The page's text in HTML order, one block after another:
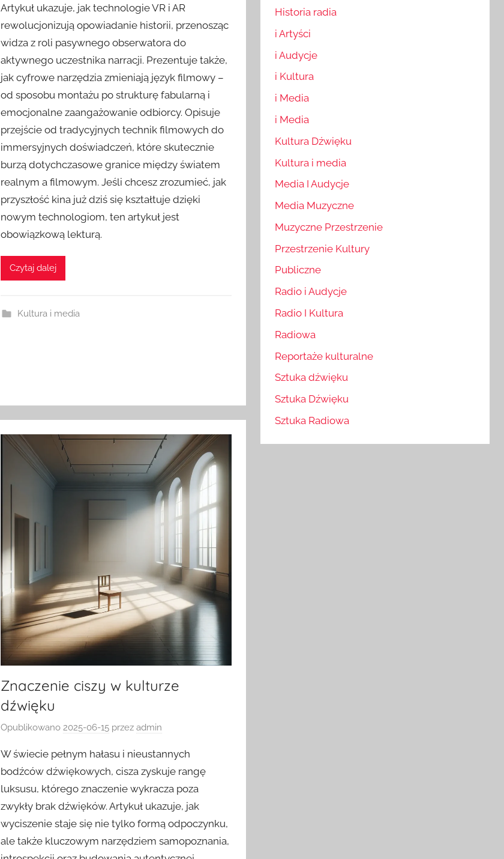
Artykuł ukazuje, jak technologie VR i AR
rewolucjonizują opowiadanie historii, przenosząc
widza z roli pasywnego obserwatora do
aktywnego uczestnika narracji. Prezentuje także,
jak cyfrowe narzędzia zmieniają język filmowy –
od sposobu montażu po strukturę fabularną i
emocjonalne zaangażowanie odbiorcy. Opisuje
przejście od tradycyjnych technik filmowych do
immersyjnych doświadczeń, które skutecznie
burzą dotychczasowe granice między światem
realnym a filmowym. Jeśli chcesz zrozumieć, jak
przyszłość kina już dziś się kształtuje dzięki
nowym technologiom, ten artykuł jest
obowiązkową lekturą.
Czytaj dalej
Kultura i media
Znaczenie ciszy w kulturze
dźwięku
Opublikowano2025-06-15 przezadmin
W świecie pełnym hałasu i nieustannych
bodźców dźwiękowych, cisza zyskuje rangę
luksusu, którego znaczenie wykracza poza
zwykły brak dźwięków. Artykuł ukazuje, jak
wyciszenie staje się nie tylko formą odpoczynku,
ale także kluczowym narzędziem samopoznania,
Historia radia
i Artyści
i Audycje
i Kultura
i Media
i Media
Kultura Dźwięku
Kultura i media
Media I Audycje
Media Muzyczne
Muzyczne Przestrzenie
Przestrzenie Kultury
Publiczne
Radio i Audycje
Radio I Kultura
Radiowa
Reportaże kulturalne
Sztuka dźwięku
Sztuka Dźwięku
Sztuka Radiowa